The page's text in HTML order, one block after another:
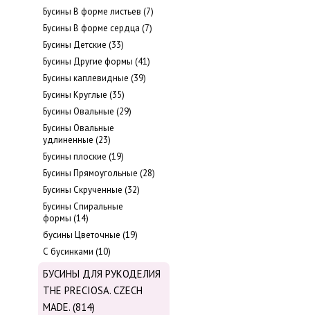
Бусины В форме листьев (7)
Бусины В форме сердца (7)
Бусины Детские (33)
Бусины Другие формы (41)
Бусины каплевидные (39)
Бусины Круглые (35)
Бусины Овальные (29)
Бусины Овальные
удлиненные (23)
Бусины плоские (19)
Бусины Прямоугольные (28)
Бусины Скрученные (32)
Бусины Спиральные
формы (14)
бусины Цветочные (19)
С бусинками (10)
БУСИНЫ ДЛЯ РУКОДЕЛИЯ
THE PRECIOSA. CZECH
MADE. (814)